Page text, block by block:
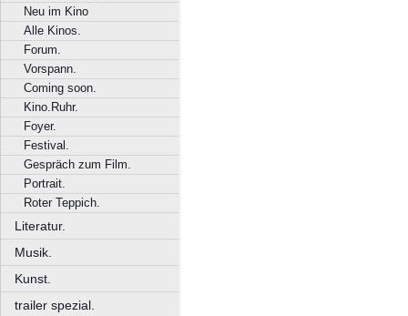
Neu im Kino
Alle Kinos.
Forum.
Vorspann.
Coming soon.
Kino.Ruhr.
Foyer.
Festival.
Gespräch zum Film.
Portrait.
Roter Teppich.
Literatur.
Musik.
Kunst.
trailer spezial.